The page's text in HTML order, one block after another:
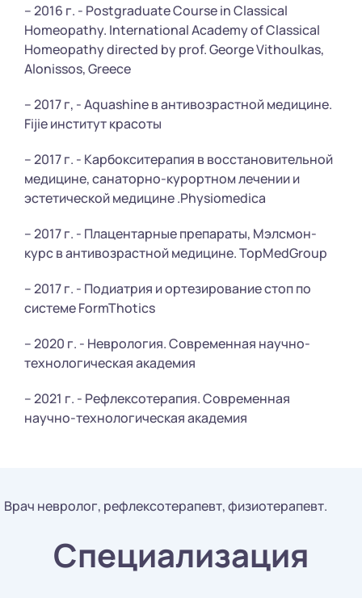
– 2016 г. - Postgraduate Course in Classical
Homeopathy. International Academy of Classical
Homeopathy directed by prof. George Vithoulkas,
Alonissos, Greece
– 2017 г, - Aquashine в антивозрастной медицине.
Fijie институт красоты
– 2017 г. - Карбокситерапия в восстановительной
медицине, санаторно-курортном лечении и
эстетической медицине .Physiomedica
– 2017 г. - Плацентарные препараты, Мэлсмон-
курс в антивозрастной медицине. TopMedGroup
– 2017 г. - Подиатрия и ортезирование стоп по
системе FormThotics
– 2020 г. - Неврология. Современная научно-
технологическая академия
– 2021 г. - Рефлексотерапия. Современная
научно-технологическая академия
Врач невролог, рефлексотерапевт, физиотерапевт.
Специализация